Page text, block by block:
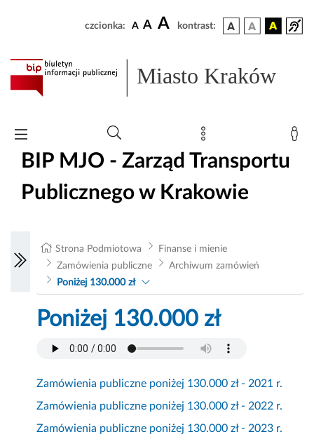
czcionka: A A A kontrast:
Miasto Kraków
BIP MJO - Zarząd Transportu
Publicznego w Krakowie
Strona Podmiotowa
Finanse i mienie
Zamówienia publiczne
Archiwum zamówień
Poniżej 130.000 zł
Poniżej 130.000 zł
Zamówienia publiczne poniżej 130.000 zł - 2021 r.
Zamówienia publiczne poniżej 130.000 zł - 2022 r.
Zamówienia publiczne poniżej 130.000 zł - 2023 r.